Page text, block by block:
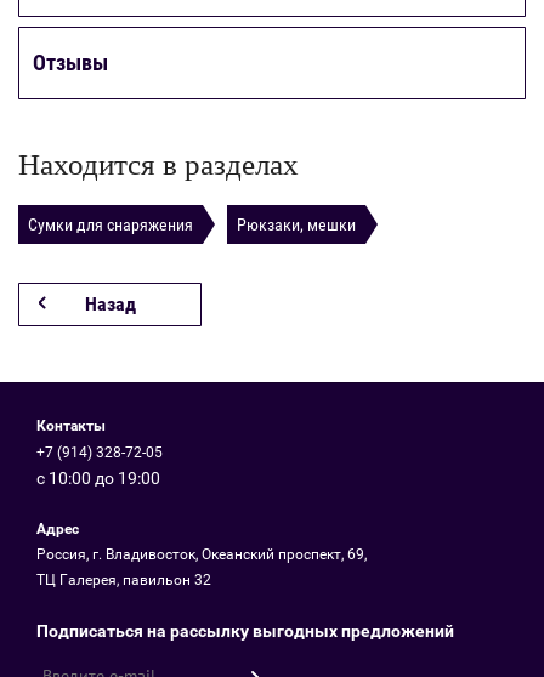
Отзывы
Находится в разделах
Сумки для снаряжения Рюкзаки, мешки
Назад
Контакты
+7 (914) 328-72-05
с 10:00 до 19:00
Адрес
Россия, г. Владивосток, Океанский проспект, 69,
ТЦ Галерея, павильон 32
Подписаться на рассылку выгодных предложений